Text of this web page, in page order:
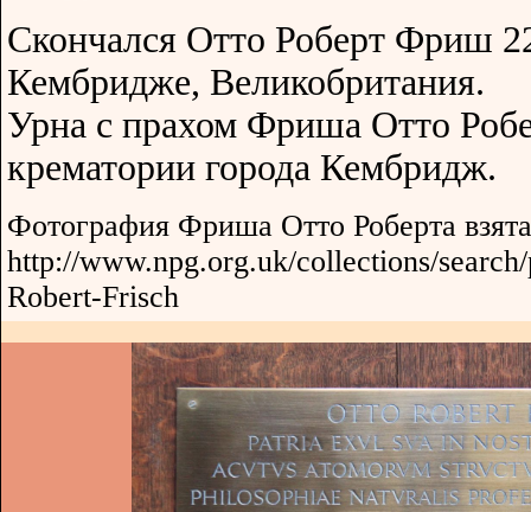
Скончался Отто Роберт Фриш
Кембридже, Великобритания.
Урна с прахом Фриша Отто
крематории города Кембридж.
Фотография Фриша Отто Роберта
http://www.npg.org.uk/collections/
Robert-Frisch